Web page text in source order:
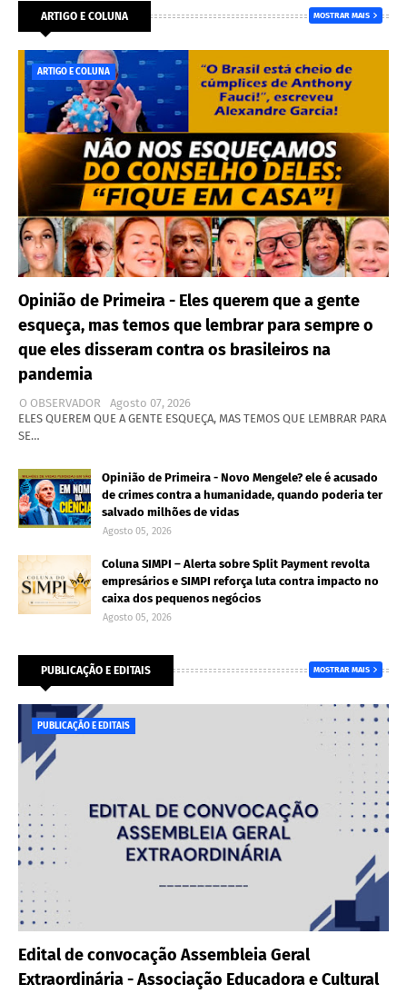
ARTIGO E COLUNA MOSTRAR MAIS
ARTIGO E COLUNA
Opinião de Primeira - Eles querem que a gente
esqueça, mas temos que lembrar para sempre o
que eles disseram contra os brasileiros na
pandemia
O OBSERVADOR
Agosto 07, 2026
ELES QUEREM QUE A GENTE ESQUEÇA, MAS TEMOS QUE LEMBRAR PARA
SE…
Opinião de Primeira - Novo Mengele? ele é acusado
de crimes contra a humanidade, quando poderia ter
salvado milhões de vidas
Agosto 05, 2026
Coluna SIMPI – Alerta sobre Split Payment revolta
empresários e SIMPI reforça luta contra impacto no
caixa dos pequenos negócios
Agosto 05, 2026
PUBLICAÇÃO E EDITAIS MOSTRAR MAIS
PUBLICAÇÃO E EDITAIS
Edital de convocação Assembleia Geral
Extraordinária - Associação Educadora e Cultural